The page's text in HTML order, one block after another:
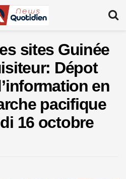
sites Guinée
Dépot
en
pacifique
16 octobre